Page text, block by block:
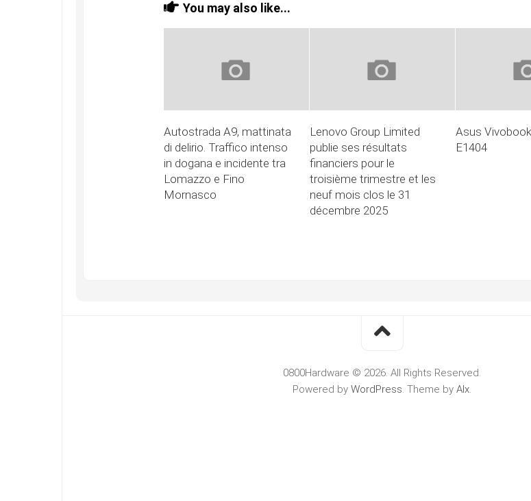
You may also like...
Autostrada A9, mattinata
di delirio. Traffico intenso
in dogana e incidente tra
Lomazzo e Fino
Mornasco
Lenovo Group Limited
publie ses résultats
financiers pour le
troisième trimestre et les
neuf mois clos le 31
décembre 2025
Asus
E1404
0800Hardware © 2026. All Rights Reserved.
Powered by WordPress. Theme by Alx.